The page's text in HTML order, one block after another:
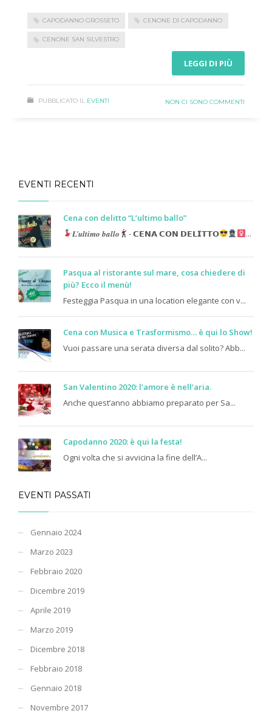
CAPODANNO GROSSETO CENONE DI CAPODANNO
CENONE SAN SILVESTRO
LEGGI DI PIÙ
PUBBLICATO IL EVENTI NON CI SONO COMMENTI
EVENTI RECENTI
Cena con delitto “L’ultimo ballo”
𝑳’𝒖𝒍𝒕𝒊𝒎𝒐 𝒃𝒂𝒍𝒍𝒐
- 𝗖𝗘𝗡𝗔 𝗖𝗢𝗡 𝗗𝗘𝗟𝗜𝗧𝗧𝗢 ...
Pasqua al ristorante sul mare, cosa chiedere di
più? Ecco il menù!
Festeggia Pasqua in una location elegante con v...
Cena con Musica e Trasformismo… è qui lo Show!
Vuoi passare una serata diversa dal solito? Abb...
San Valentino 2020: l’amore è nell’aria.
Anche quest’anno abbiamo preparato per Sa...
Capodanno 2020: è qui la festa!
Ogni volta che si avvicina la fine dell’A...
EVENTI PASSATI
Gennaio 2024
Marzo 2023
Febbraio 2020
Dicembre 2019
Aprile 2019
Marzo 2019
Dicembre 2018
Febbraio 2018
Gennaio 2018
Novembre 2017